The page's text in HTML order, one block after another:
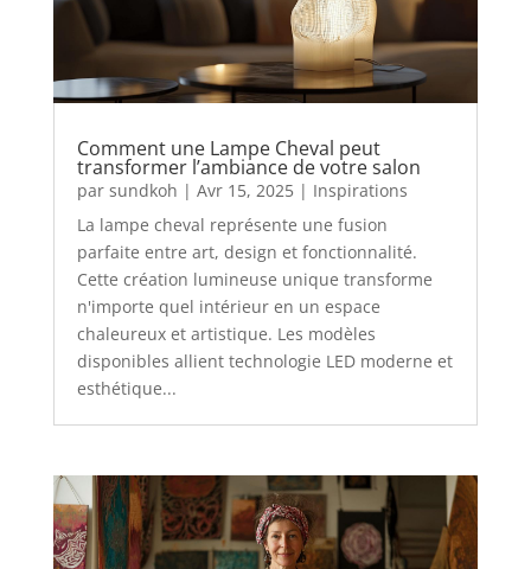
Comment une Lampe Cheval peut
transformer l’ambiance de votre salon
par sundkoh | Avr 15, 2025| Inspirations
La lampe cheval représente une fusion
parfaite entre art, design et fonctionnalité.
Cette création lumineuse unique transforme
n'importe quel intérieur en un espace
chaleureux et artistique. Les modèles
disponibles allient technologie LED moderne et
esthétique...